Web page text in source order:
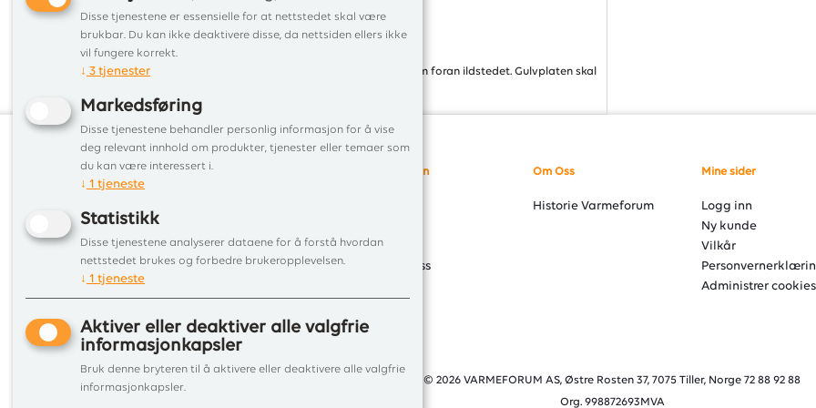
og hindre at brennbare
materialer kommer i kontakt med den.
3. Kravet til gulvplate er ovnens bredde og minimum 30 cm foran ildstedet. Gulvplaten skal
Informasjon
Befaring
Kontakt oss
Om Oss
Historie Varmeforum
Mine sider
Logg inn
Ny kunde
Vilkår
Administrer cookies
© 2026 VARMEFORUM AS, Østre Rosten 37, 7075 Tiller, Norge 72 88 92 88
Org. 998872693MVA
Disse tjenestene er essensielle for at nettstedet skal være
brukbar. Du kan ikke deaktivere disse, da nettsiden ellers ikke
vil fungere korrekt.
↓ 3 tjenester
Markedsføring
Disse tjenestene behandler personlig informasjon for å vise
deg relevant innhold om produkter, tjenester eller temaer som
du kan være interessert i.
↓ 1 tjeneste
Statistikk
Disse tjenestene analyserer dataene for å forstå hvordan
nettstedet brukes og forbedre brukeropplevelsen.
↓ 1 tjeneste
Aktiver eller deaktiver alle valgfrie
informasjonkapsler
Bruk denne bryteren til å aktivere eller deaktivere alle valgfrie
informasjonkapsler.